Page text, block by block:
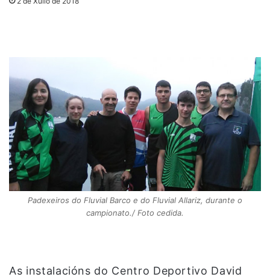
Padexeiros do Fluvial Barco e do Fluvial Allariz, durante o
campionato./ Foto cedida.
As instalacións do Centro Deportivo David